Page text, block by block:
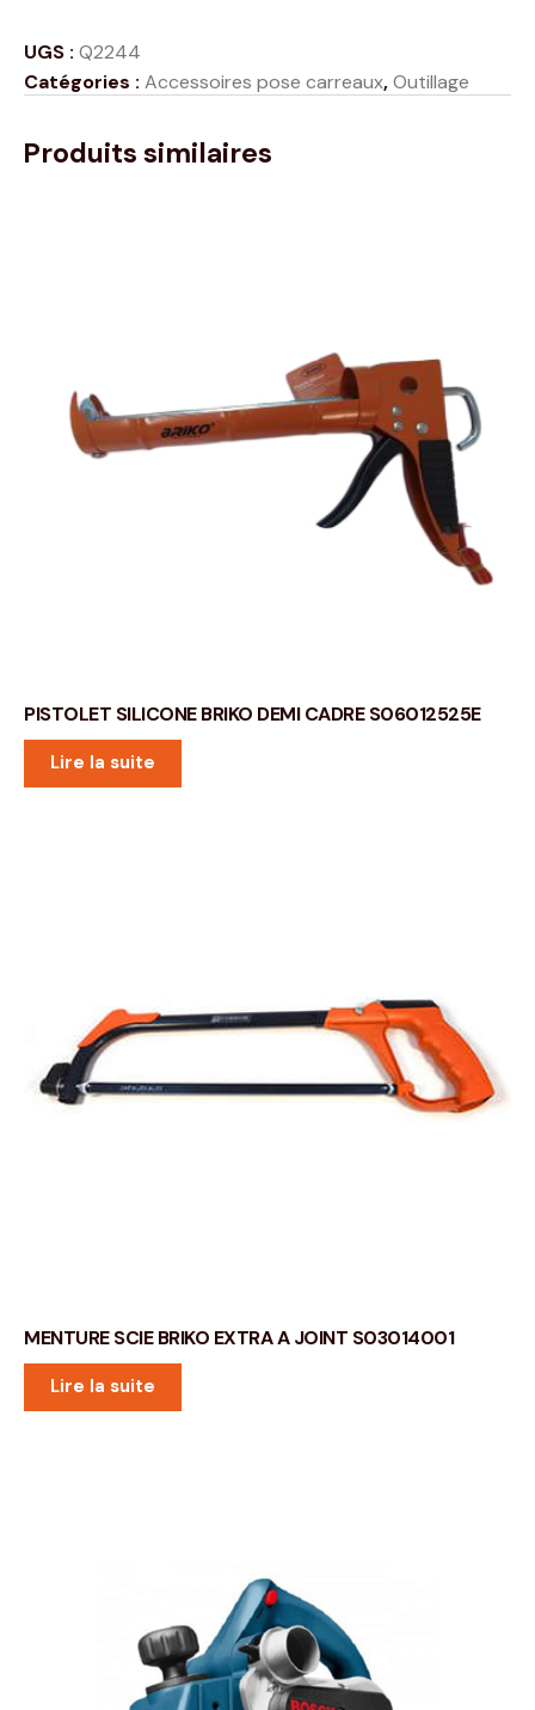
UGS : Q2244
Catégories : Accessoires pose carreaux,Outillage
Produits similaires
PISTOLET SILICONE BRIKO DEMI CADRE S06012525E
Lire la suite
MENTURE SCIE BRIKO EXTRA A JOINT S03014001
Lire la suite